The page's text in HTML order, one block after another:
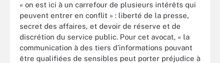
« on est ici à un carrefour de plusieurs intérêts qui
peuvent entrer en conflit » : liberté de la presse,
secret des affaires, et devoir de réserve et de
discrétion du service public. Pour cet avocat, « la
communication à des tiers d’informations pouvant
être qualifiées de sensibles peut porter préjudice à